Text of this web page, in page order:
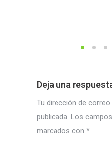
Deja una
Tu dirección de
publicada. Los
marcados con *